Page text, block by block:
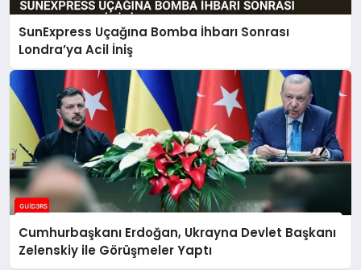
SunExpress Uçağına Bomba İhbarı Sonrası
Londra’ya Acil İniş
Cumhurbaşkanı Erdoğan, Ukrayna Devlet Başkanı
Zelenskiy ile Görüşmeler Yaptı